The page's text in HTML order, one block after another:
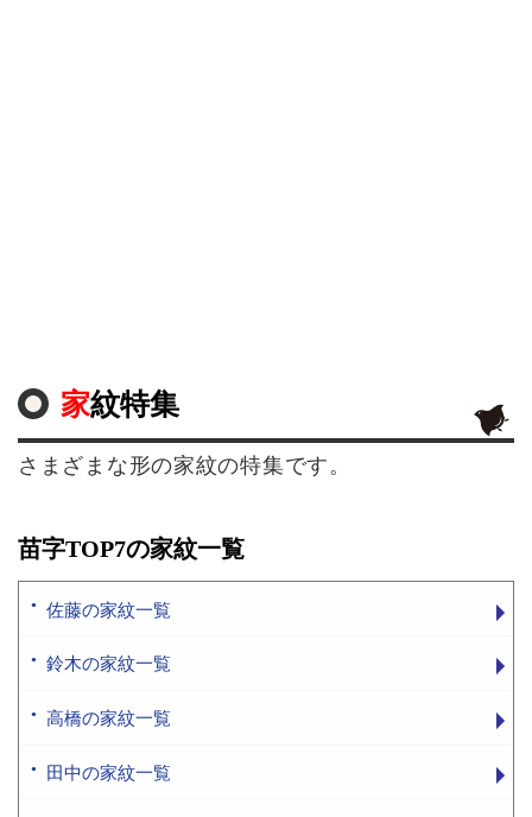
家紋特集
さまざまな形の家紋の特集です。
苗字TOP7の家紋一覧
佐藤の家紋一覧
鈴木の家紋一覧
高橋の家紋一覧
田中の家紋一覧